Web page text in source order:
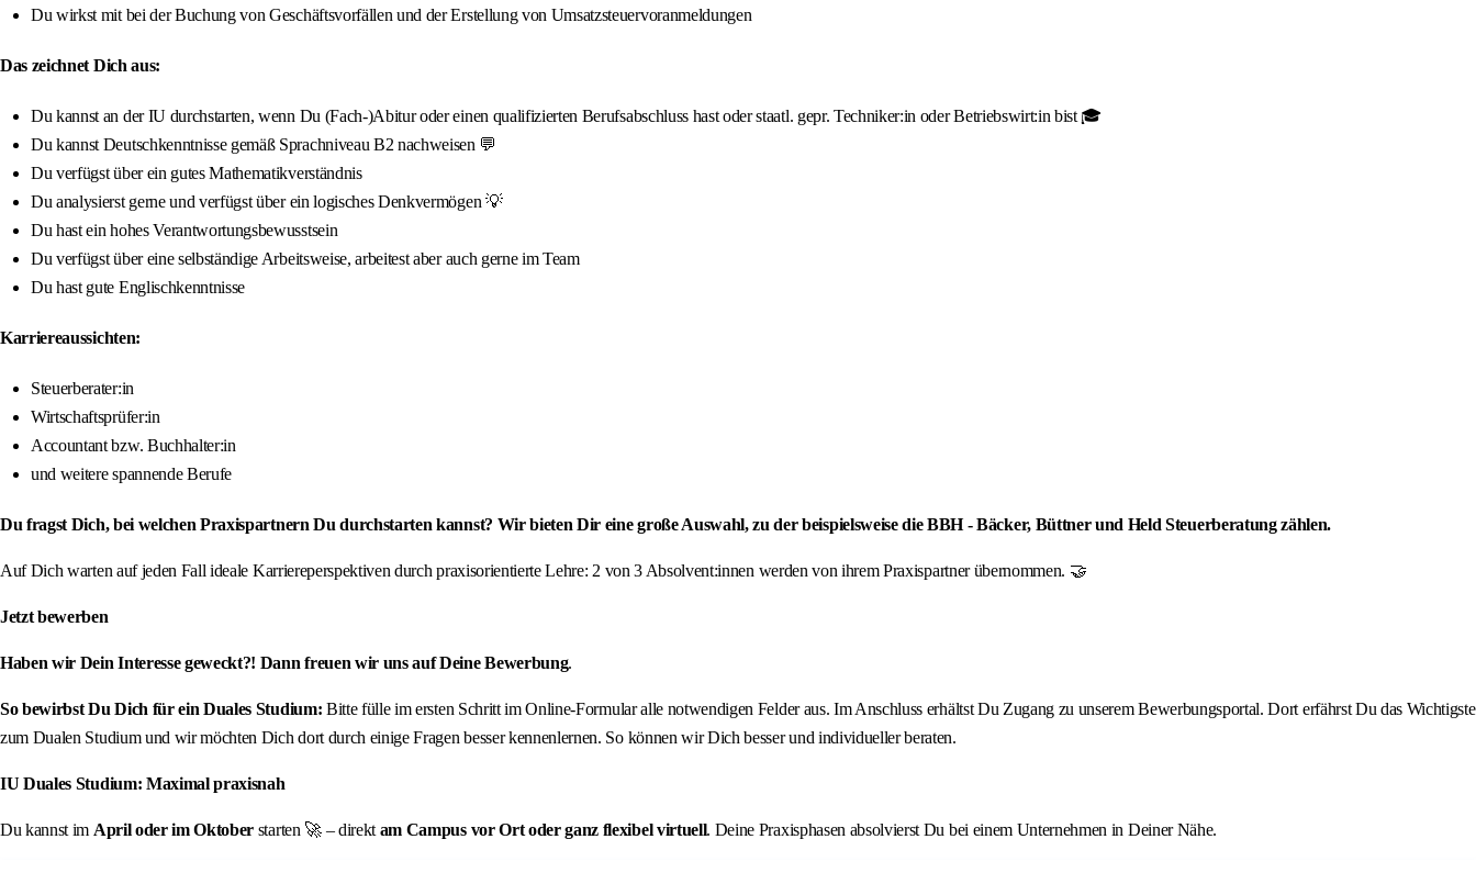
Du wirkst mit bei der Buchung von Geschäftsvorfällen und der Erstellung von Umsatzsteuervoranmeldungen
Das zeichnet Dich aus:
Du kannst an der IU durchstarten, wenn Du (Fach-)Abitur oder einen qualifizierten Berufsabschluss hast oder staatl. gepr. Techniker:in oder Betriebswirt:in bist 🎓
Du kannst Deutschkenntnisse gemäß Sprachniveau B2 nachweisen 💬
Du verfügst über ein gutes Mathematikverständnis
Du analysierst gerne und verfügst über ein logisches Denkvermögen 💡
Du hast ein hohes Verantwortungsbewusstsein
Du verfügst über eine selbständige Arbeitsweise, arbeitest aber auch gerne im Team
Du hast gute Englischkenntnisse
Karriereaussichten:
Steuerberater:in
Wirtschaftsprüfer:in
Accountant bzw. Buchhalter:in
und weitere spannende Berufe
Du fragst Dich, bei welchen Praxispartnern Du durchstarten kannst? Wir bieten Dir eine große Auswahl, zu der beispielsweise die BBH - Bäcker, Büttner und Held Steuerberatung zählen.
Auf Dich warten auf jeden Fall ideale Karriereperspektiven durch praxisorientierte Lehre: 2 von 3 Absolvent:innen werden von ihrem Praxispartner übernommen. 🤝
Jetzt bewerben
Haben wir Dein Interesse geweckt?! Dann freuen wir uns auf Deine Bewerbung.
So bewirbst Du Dich für ein Duales Studium: Bitte fülle im ersten Schritt im Online-Formular alle notwendigen Felder aus. Im Anschluss erhältst Du Zugang zu unserem Bewerbungsportal. Dort erfährst Du das Wichtigste
zum Dualen Studium und wir möchten Dich dort durch einige Fragen besser kennenlernen. So können wir Dich besser und individueller beraten.
IU Duales Studium: Maximal praxisnah
Du kannst im April oder im Oktober starten 🚀 – direkt am Campus vor Ort oder ganz flexibel virtuell. Deine Praxisphasen absolvierst Du bei einem Unternehmen in Deiner Nähe.